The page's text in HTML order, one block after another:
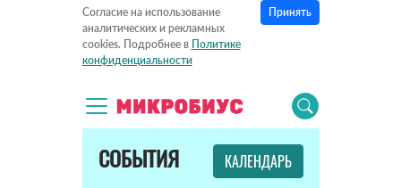
Согласие на использование
аналитических и рекламных
cookies. Подробнее в Политике
конфиденциальности
Принять
СОБЫТИЯ КАЛЕНДАРЬ